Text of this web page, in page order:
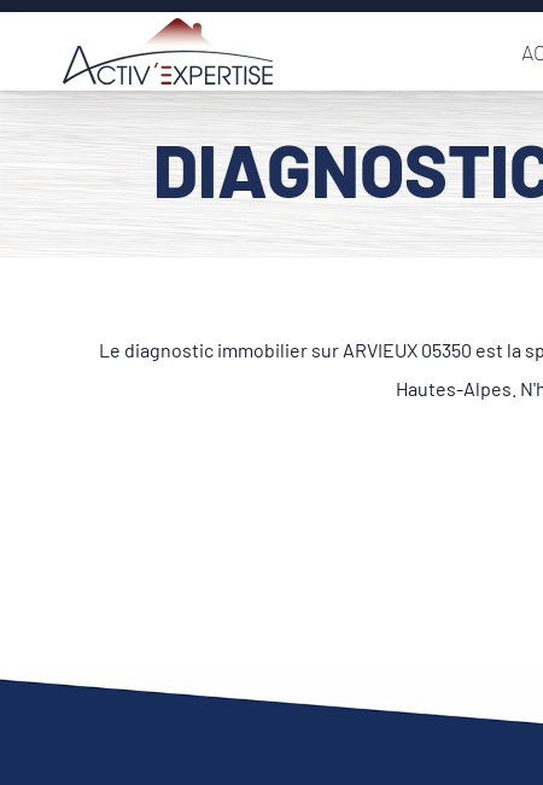
Passer
contenu
Le diagnostic immobilier sur ARVIEUX 05350 est
Hautes-Alpes.